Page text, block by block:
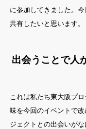
に参加してきました。
共有したいと思います。
出会うことで人
これは私たち東大阪プ
味を今回のイベントで
ジェクトとの出会いが